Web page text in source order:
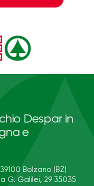
Despar in
e
Bolzano (BZ)
G. Galilei, 29 35035